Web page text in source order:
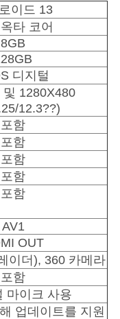
이드 13
타 코어
8GB
디지털
및 1280X480
12.3??)
포함
포함
포함
포함
포함
AV1
OUT
이더), 360 카메라
포함
마이크 사용
업데이트를 지원